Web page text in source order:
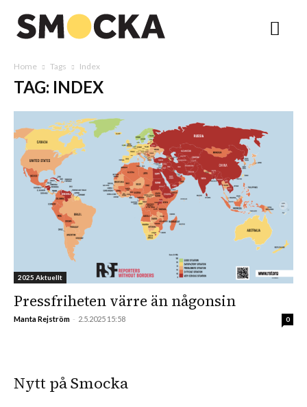
Home Tags Index
TAG: INDEX
2025 Aktuellt
Pressfriheten värre än någonsin
Manta Rejström - 2.5.2025 15:58 0
Nytt på Smocka